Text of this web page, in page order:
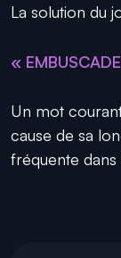
La solution du
«
Un mot
cause de sa
fréquente